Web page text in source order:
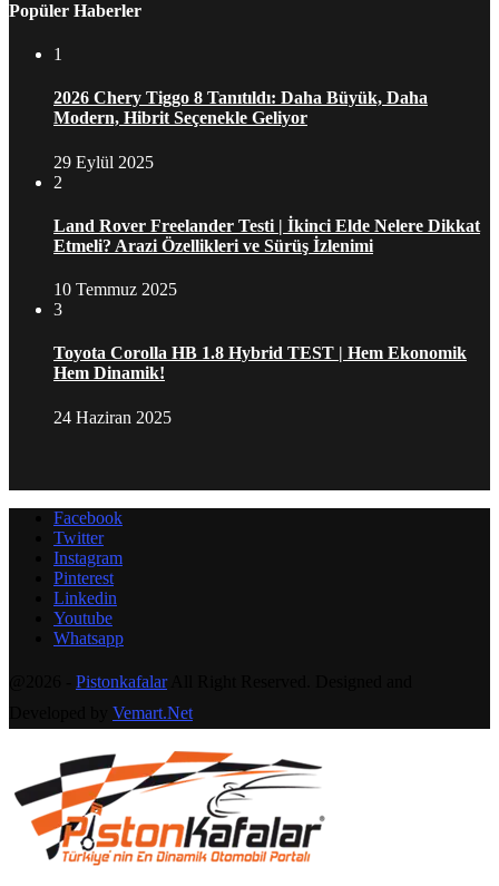
Popüler Haberler
1
2026 Chery Tiggo 8 Tanıtıldı: Daha Büyük, Daha
Modern, Hibrit Seçenekle Geliyor
29 Eylül 2025
2
Land Rover Freelander Testi | İkinci Elde Nelere Dikkat
Etmeli? Arazi Özellikleri ve Sürüş İzlenimi
10 Temmuz 2025
3
Toyota Corolla HB 1.8 Hybrid TEST | Hem Ekonomik
Hem Dinamik!
24 Haziran 2025
Facebook
Twitter
Instagram
Pinterest
Linkedin
Youtube
Whatsapp
PistonkafalarAll Right Reserved. Designed and
Vemart.Net